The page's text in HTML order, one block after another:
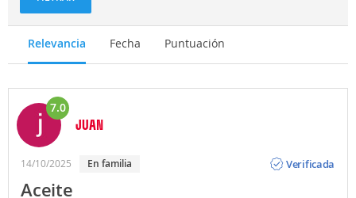
Relevancia Fecha Puntuación
7.0
JUAN
14/10/2025 En familia
Verificada
Aceite